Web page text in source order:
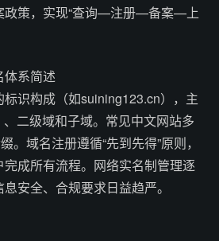
政策，实现“查询—注册—备案—上
体系简述
识构成（如suining123.cn），主
二级域和子域。常见中文网站多
。域名注册遵循“先到先得”原则，
成所有流程。网络实名制管理逐
安全、合规要求日益趋严。